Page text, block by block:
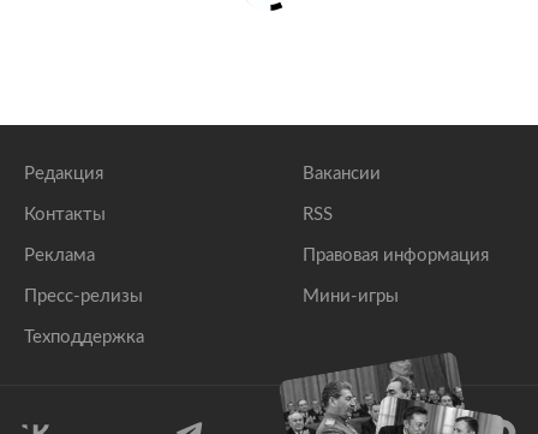
Редакция
Контакты
Реклама
Пресс-релизы
Техподдержка
Вакансии
RSS
Правовая информация
Мини-игры